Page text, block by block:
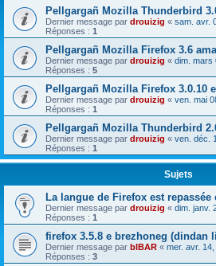
Pellgargañ Mozilla Thunderbird
Dernier message par drouizig « sam. avr.
Réponses : 1
Pellgargañ Mozilla Firefox 3.6
Dernier message par drouizig « dim. mars
Réponses : 5
Pellgargañ Mozilla Firefox 3.0.10
Dernier message par drouizig « ven. mai
Réponses : 1
Pellgargañ Mozilla Thunderbird
Dernier message par drouizig « ven. déc.
Réponses : 1
Sujets
La langue de Firefox est
Dernier message par drouizig « dim. janv.
Réponses : 1
firefox 3.5.8 e brezhoneg (dindan
Dernier message par bIBAR « mer. avr.
Réponses : 3